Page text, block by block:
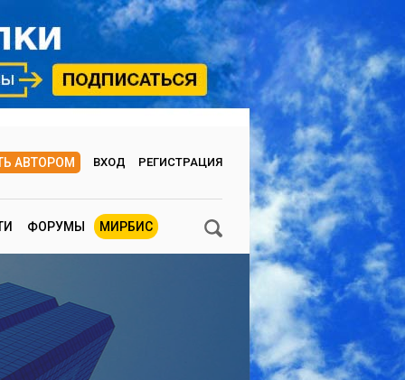
АВТОРОМ ВХОД РЕГИСТРАЦИЯ
ФОРУМЫ МИРБИС